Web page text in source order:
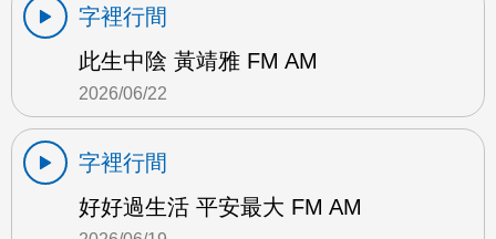
字裡行間
此生中陰 黃靖雅 FM AM
2026/06/22
字裡行間
好好過生活 平安最大 FM AM